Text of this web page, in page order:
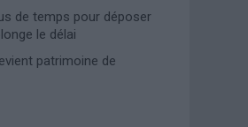
de temps pour déposer
le délai
patrimoine de